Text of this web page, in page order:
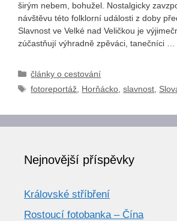
širým nebem, bohužel. Nostalgicky
návštěvu této folklorní události z doby
Slavnost ve Velké nad Veličkou je
zúčastňují výhradně zpěváci, tanečníci …
Rubriky
články o cestování
Štítky
fotoreportáž, Horňácko,slavnost,
Nejnovější příspěvky
Královské stříbření
Rostoucí fotobanka – Čína